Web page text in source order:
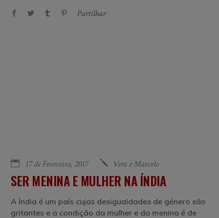
Partilhar
17 de Fevereiro, 2017 Vera e Marcelo
SER MENINA E MULHER NA ÍNDIA
A Índia é um país cujas desigualdades de género são
gritantes e a condição da mulher e da menina é de